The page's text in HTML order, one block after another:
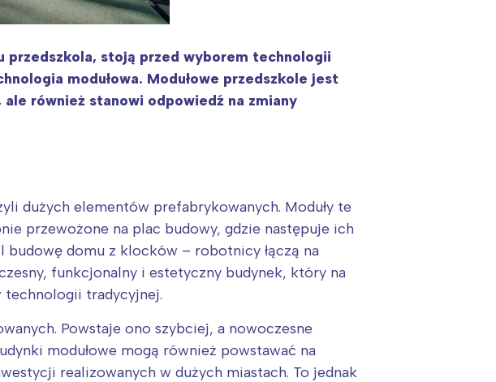
stoją przed wyborem technologii
modułowa. Modułowe przedszkole jest
również stanowi odpowiedź na zmiany
dużych elementów prefabrykowanych. Moduły te
przewożone na plac budowy, gdzie następuje ich
budowę domu z klocków – robotnicy łączą na
funkcjonalny i estetyczny budynek, który na
tradycyjnej.
Powstaje ono szybciej, a nowoczesne
modułowe mogą również powstawać na
realizowanych w dużych miastach. To jednak